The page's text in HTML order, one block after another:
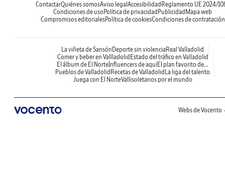
ContactarQuiénes somosAviso legal Accesibilidad Reglamento UE 2024/
Condiciones de uso Política de privacidad Publicidad Mapa web
Compromisos editorialesPolítica de cookiesCondiciones de contratación
La viñeta de Sansón Deporte sin violencia Real Valladolid
Comer y beber en Vallladolid Estado del tráfico en Valladolid
El álbum de El NorteInfluencers de aquíEl plan favorito de...
Pueblos de Valladolid Recetas de Valladolid La liga del talento
Juega con El NorteVallisoletanos por el mundo
Webs de Vocento